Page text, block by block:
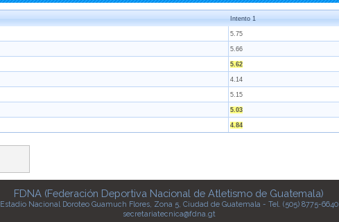
Intento 1
5.75
5.66
5.62
4.14
5.15
5.03
4.84
FDNA (Federación Deportiva Nacional de Atletismo de Guatemala)
Estadio Nacional Doroteo Guamuch Flores, Zona 5, Ciudad de Guatemala - Tel. (505) 8775-6640
secretariatecnica@fdna.gt